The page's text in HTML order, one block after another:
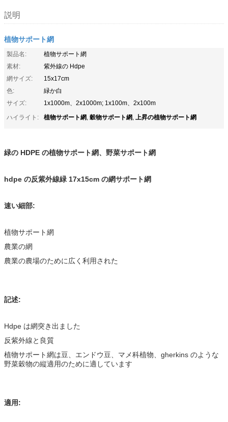
説明
植物サポート網
製品名:
植物サポート網
素材:
紫外線の Hdpe
網サイズ:
15x17cm
色:
緑か白
サイズ:
1x1000m、2x1000m; 1x100m、2x100m
ハイライト:
植物サポート網, 穀物サポート網, 上昇の植物サポート網
緑の HDPE の植物サポート網、野菜サポート網
hdpe の反紫外線緑 17x15cm の網サポート網
速い細部:
植物サポート網
農業の網
農業の農場のために広く利用された
記述:
Hdpe は網突き出ました
反紫外線と良質
植物サポート網は豆、エンドウ豆、マメ科植物、gherkins のような
野菜穀物の縦適用のために適しています
適用: